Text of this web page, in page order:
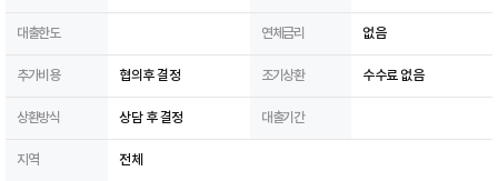
대출한도 연체금리 없음
추가비용 협의후 결정 조기상환 수수료 없음
상환방식 상담 후 결정 대출기간
지역 전체